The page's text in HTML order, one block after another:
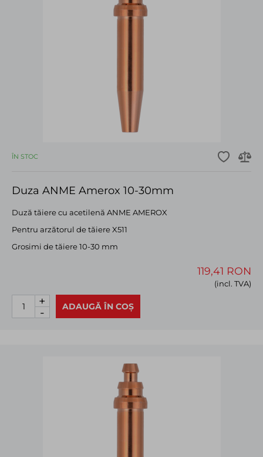
ÎN STOC
Duza ANME Amerox 10-30mm
Duză tăiere cu acetilenă ANME AMEROX
Pentru arzătorul de tăiere X511
Grosimi de tăiere 10-30 mm
119,41 RON
(incl. TVA)
ADAUGĂ ÎN COȘ
+
-